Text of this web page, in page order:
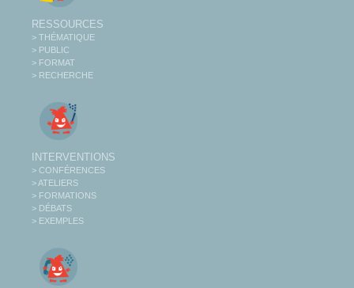
RESSOURCES
> THÉMATIQUE
> PUBLIC
> FORMAT
> RECHERCHE
INTERVENTIONS
> CONFÉRENCES
> ATELIERS
> FORMATIONS
> DÉBATS
> EXEMPLES